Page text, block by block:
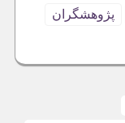
پژوهشگران